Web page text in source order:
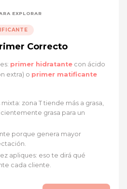
EXPLORAR
Correcto
primer hidratantecon ácido
extra) o primer matificante
zona T tiende más a grasa,
grasa para un
porque genera mayor
apliques: eso te dirá qué
cada cliente.